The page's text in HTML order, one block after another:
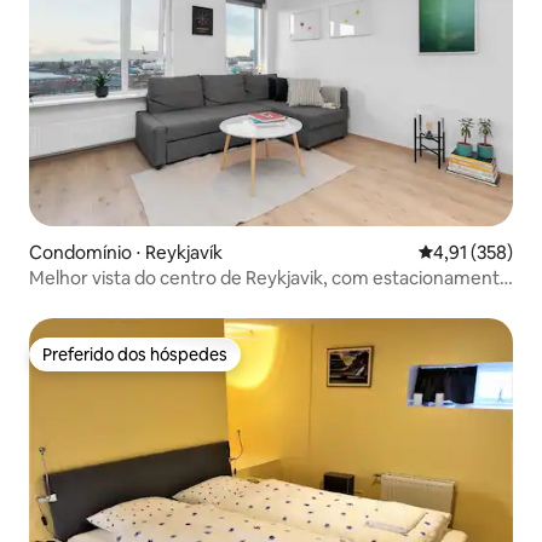
Condomínio ⋅ Reykjavík 4,91 de uma
4,91 (358)
Melhor vista do centro de Reykjavik, com estacionamento
Preferido dos hóspedes
Preferido dos hóspedes